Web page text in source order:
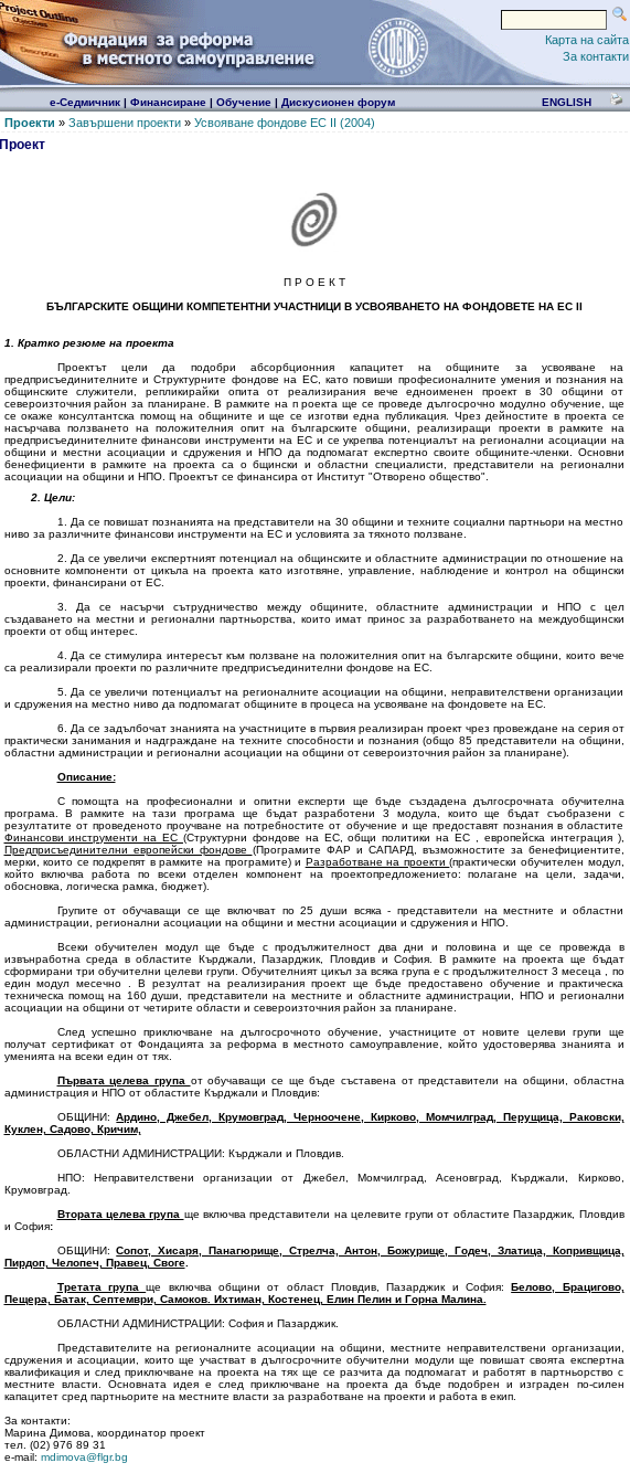
Карта на сайта
За контакти
е-Седмичник| Финансиране| Обучение| Дискусионен форум ENGLISH
Проекти » Завършени проекти» Усвояване фондове ЕС II (2004)
Проект
П Р О Е К Т
БЪЛГАРСКИТЕ ОБЩИНИ КОМПЕТЕНТНИ УЧАСТНИЦИ В УСВОЯВАНЕТО НА ФОНДОВЕТЕ НА ЕС II
1. Кратко резюме на проекта
Проектът цели да подобри абсорбционния капацитет на общините за усвояване на
предприсъединителните и Структурните фондове на ЕС, като повиши професионалните умения и познания на
общинските служители, репликирайки опита от реализирания вече едноименен проект в 30 общини от
североизточния район за планиране. В рамките на п роекта ще се проведе дългосрочно модулно обучение, ще
се окаже консултантска помощ на общините и ще се изготви една публикация. Чрез дейностите в проекта се
насърчава ползването на положителния опит на българските общини, реализиращи проекти в рамките на
предприсъединителните финансови инструменти на ЕС и се укрепва потенциалът на регионални асоциации на
общини и местни асоциации и сдружения и НПО да подпомагат експертно своите общините-членки. Основни
бенефициенти в рамките на проекта са о бщински и областни специалисти, представители на регионални
асоциации на общини и НПО. Проектът се финансира от Институт "Отворено общество".
2. Цели:
1. Да се повишат познанията на представители на 30 общини и техните социални партньори на местно
ниво за различните финансови инструменти на ЕС и условията за тяхното ползване.
2. Да се увеличи експертният потенциал на общинските и областните администрации по отношение на
основните компоненти от цикъла на проекта като изготвяне, управление, наблюдение и контрол на общински
проекти, финансирани от ЕС.
3. Да се насърчи сътрудничество между общините, областните администрации и НПО с цел
създаването на местни и регионални партньорства, които имат принос за разработването на междуобщински
проекти от общ интерес.
4. Да се стимулира интересът към ползване на положителния опит на българските общини, които вече
са реализирали проекти по различните предприсъединителни фондове на ЕС.
5. Да се увеличи потенциалът на регионалните асоциации на общини, неправителствени организации
и сдружения на местно ниво да подпомагат общините в процеса на усвояване на фондовете на ЕС.
6. Да се задълбочат знанията на участниците в първия реализиран проект чрез провеждане на серия от
практически занимания и надграждане на техните способности и познания (общо 85 представители на общини,
областни администрации и регионални асоциации на общини от североизточния район за планиране).
Описание:
С помощта на професионални и опитни експерти ще бъде създадена дългосрочната обучителна
програма. В рамките на тази програма ще бъдат разработени 3 модула, които ще бъдат съобразени с
резултатите от проведеното проучване на потребностите от обучение и ще предоставят познания в областите
Финансови инструменти на ЕС (Структурни фондове на ЕС, общи политики на ЕС , европейска интеграция ),
Предприсъединителни европейски фондове (Програмите ФАР и САПАРД, възможностите за бенефициентите,
мерки, които се подкрепят в рамките на програмите) и Разработване на проекти(практически обучителен модул,
който включва работа по всеки отделен компонент на проектопредложението: полагане на цели, задачи,
обосновка, логическа рамка, бюджет).
Групите от обучаващи се ще включват по 25 души всяка - представители на местните и областни
администрации, регионални асоциации на общини и местни асоциации и сдружения и НПО.
Всеки обучителен модул ще бъде с продължителност два дни и половина и ще се провежда в
извънработна среда в областите Кърджали, Пазарджик, Пловдив и София. В рамките на проекта ще бъдат
сформирани три обучителни целеви групи. Обучителният цикъл за всяка група е с продължителност 3 месеца , по
един модул месечно . В резултат на реализирания проект ще бъде предоставено обучение и практическа
техническа помощ на 160 души, представители на местните и областните администрации, НПО и регионални
асоциации на общини от четирите области и североизточния район за планиране.
След успешно приключване на дългосрочното обучение, участниците от новите целеви групи ще
получат сертификат от Фондацията за реформа в местното самоуправление, който удостоверява знанията и
уменията на всеки един от тях.
Първата целева група от обучаващи се ще бъде съставена от представители на общини, областна
администрация и НПО от областите Кърджали и Пловдив:
ОБЩИНИ:Ардино, Джебел, Крумовград, Черноочене, Кирково, Момчилград, Перущица, Раковски,
Куклен, Садово, Кричим,
ОБЛАСТНИ АДМИНИСТРАЦИИ: Кърджали и Пловдив.
НПО: Неправителствени организации от Джебел, Момчилград, Асеновград, Кърджали, Кирково,
Крумовград.
Втората целева група ще включва представители на целевите групи от областите Пазарджик, Пловдив
и София:
ОБЩИНИ:Сопот, Хисаря, Панагюрище, Стрелча, Антон, Божурище, Годеч, Златица, Копривщица,
Пирдоп, Челопеч, Правец, Своге.
Третата групаще включва общини от област Пловдив, Пазарджик и София:Белово, Брацигово,
Пещера, Батак, Септември, Самоков. Ихтиман, Костенец, Елин Пелин и Горна Малина.
ОБЛАСТНИ АДМИНИСТРАЦИИ: София и Пазарджик.
Представителите на регионалните асоциации на общини, местните неправителствени организации,
сдружения и асоциации, които ще участват в дългосрочните обучителни модули ще повишат своята експертна
квалификация и след приключване на проекта на тях ще се разчита да подпомагат и работят в партньорство с
местните власти. Основната идея е след приключване на проекта да бъде подобрен и изграден по-силен
капацитет сред партньорите на местните власти за разработване на проекти и работа в екип.
За контакти:
Марина Димова, координатор проект
тел. (02) 976 89 31
e-mail: mdimova@flgr.bg